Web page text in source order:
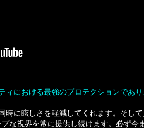
における最強のプロテクションであ
に眩しさを軽減してくれます。そし
な視界を常に提供し続けます。必ず今